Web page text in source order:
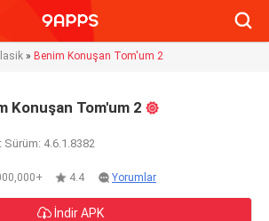
» Benim Konuşan Tom'um 2
Konuşan Tom'um 2
Sürüm: 4.6.1.8382
4.4 Yorumlar
İndir APK